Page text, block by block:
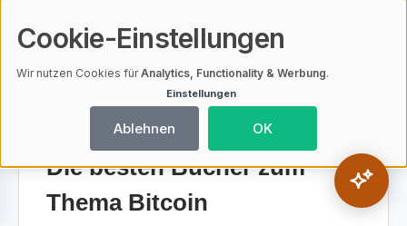
eingefordert werden.
Die besten Bücher zum
Thema Bitcoin
Cookie-Einstellungen
Wir nutzen Cookies fürAnalytics, Functionality & Werbung.
Einstellungen
Ablehnen OK